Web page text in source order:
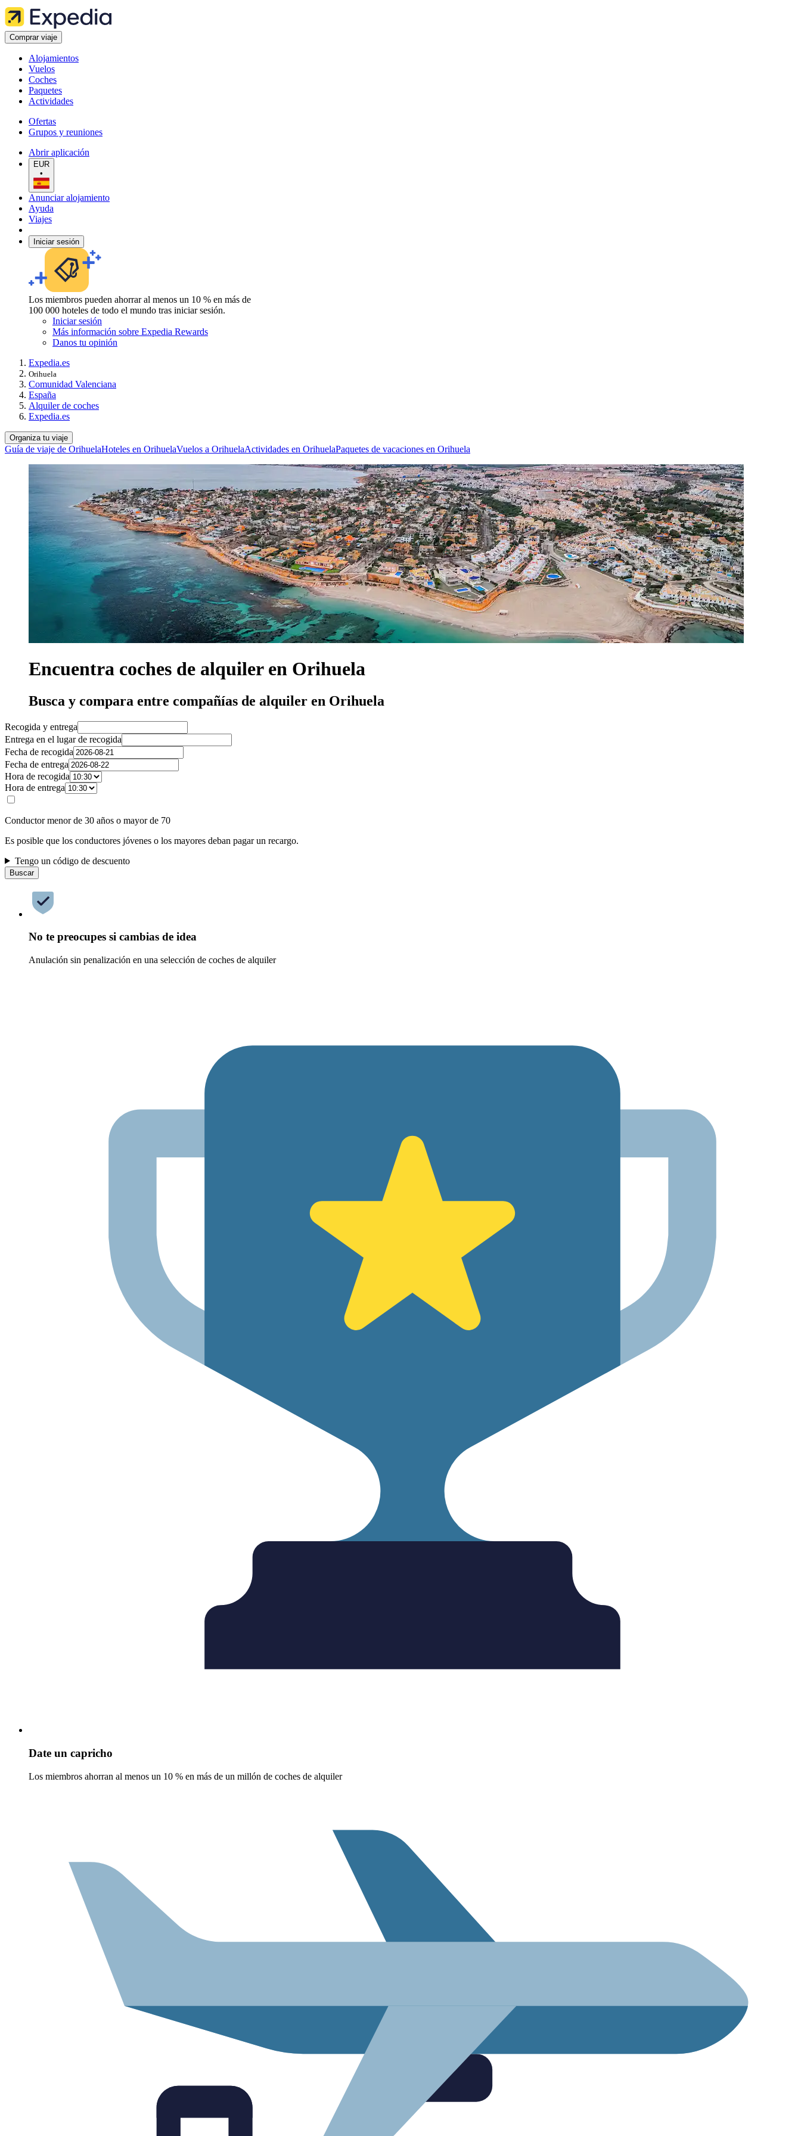
Comprar viaje
Alojamientos
Vuelos
Coches
Paquetes
Actividades
Ofertas
Grupos y reuniones
Abrir aplicación
EUR
•
Anunciar alojamiento
Ayuda
Viajes
Iniciar sesión
Los miembros pueden ahorrar al menos un 10 % en más de
100 000 hoteles de todo el mundo tras iniciar sesión.
Iniciar sesión
Más información sobre Expedia Rewards
Danos tu opinión
Expedia.es
Orihuela
Comunidad Valenciana
España
Alquiler de coches
Expedia.es
Organiza tu viaje
Guía de viaje de OrihuelaHoteles en OrihuelaVuelos a OrihuelaActividades en OrihuelaPaquetes de vacaciones en Orihuela
Encuentra coches de alquiler en Orihuela
Busca y compara entre compañías de alquiler en Orihuela
Recogida y entrega
Entrega en el lugar de recogida
Fecha de recogida
Fecha de entrega
Hora de recogida
Hora de entrega
Conductor menor de 30 años o mayor de 70
Es posible que los conductores jóvenes o los mayores deban pagar un recargo.
Tengo un código de descuento
Buscar
No te preocupes si cambias de idea
Anulación sin penalización en una selección de coches de alquiler
Date un capricho
Los miembros ahorran al menos un 10 % en más de un millón de coches de alquiler